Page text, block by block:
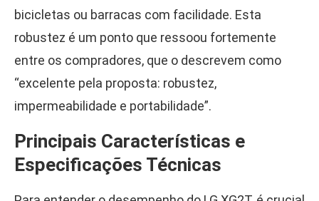
bicicletas ou barracas com facilidade. Esta
robustez é um ponto que ressoou fortemente
entre os compradores, que o descrevem como
“excelente pela proposta: robustez,
impermeabilidade e portabilidade”.
Principais Características e
Especificações Técnicas